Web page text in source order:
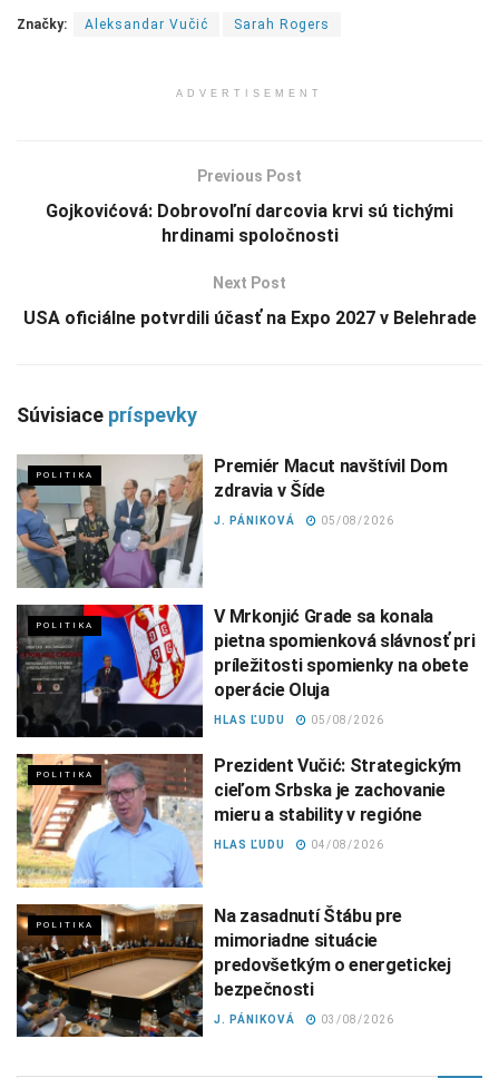
Značky: Aleksandar Vučić Sarah Rogers
ADVERTISEMENT
Previous Post
Gojkovićová: Dobrovoľní darcovia krvi sú tichými
hrdinami spoločnosti
Next Post
USA oficiálne potvrdili účasť na Expo 2027 v Belehrade
Súvisiace príspevky
POLITIKA
Premiér Macut navštívil Dom
zdravia v Šíde
J. PÁNIKOVÁ 05/08/2026
POLITIKA
V Mrkonjić Grade sa konala
pietna spomienková slávnosť pri
príležitosti spomienky na obete
operácie Oluja
HLAS ĽUDU 05/08/2026
POLITIKA
Prezident Vučić: Strategickým
cieľom Srbska je zachovanie
mieru a stability v regióne
HLAS ĽUDU 04/08/2026
POLITIKA
Na zasadnutí Štábu pre
mimoriadne situácie
predovšetkým o energetickej
bezpečnosti
J. PÁNIKOVÁ 03/08/2026